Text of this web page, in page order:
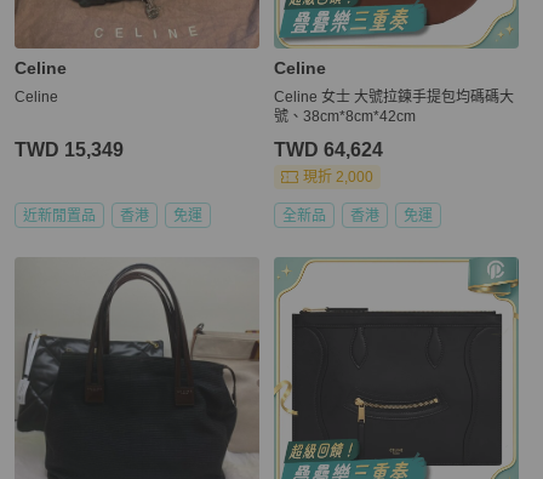
Celine
Celine
TWD 15,349
近新閒置品 香港 免運
Celine
Celine 女士 大號拉鍊手提包均碼碼大
號、38cm*8cm*42cm
TWD 64,624
現折 2,000
全新品 香港 免運